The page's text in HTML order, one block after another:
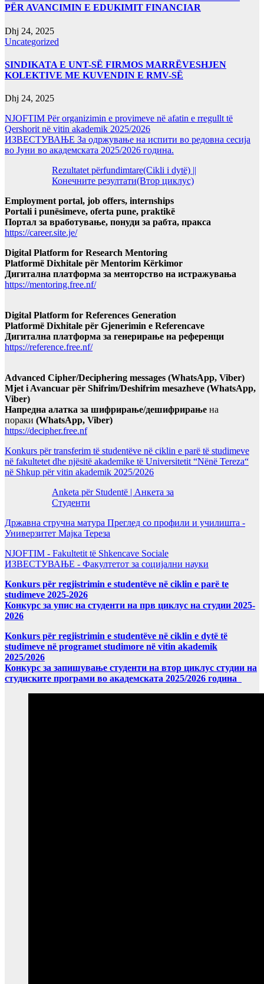
PËR AVANCIMIN E EDUKIMIT FINANCIAR
Dhj 24, 2025
Uncategorized
SINDIKATA E UNT-SË FIRMOS MARRËVESHJEN
KOLEKTIVE ME KUVENDIN E RMV-SË
Dhj 24, 2025
NJOFTIM Për organizimin e provimeve në afatin e rregullt të
Qershorit në vitin akademik 2025/2026
ИЗВЕСТУВАЊЕ За одржување на испити во редовна сесија
во Јуни во академската 2025/2026 година.
Rezultatet përfundimtare(Cikli i dytë) ||
Конечните резултати(Втор циклус)
Employment portal, job offers, internships
Portali i punësimeve, oferta pune, praktikë
Портал за вработување, понуди за рабта, пракса
https://career.site.je/
Digital Platform for Research Mentoring
Platformë Dixhitale për Mentorim Kërkimor
Дигитална платформа за менторство на истражувања
https://mentoring.free.nf/
Digital Platform for References Generation
Platformë Dixhitale për Gjenerimin e Referencave
Дигитална платформа за генерирање на референци
https://reference.free.nf/
Advanced Cipher/Deciphering messages (WhatsApp, Viber)
Mjet i Avancuar për Shifrim/Deshifrim mesazheve (WhatsApp,
Viber)
Напредна алатка за шифрирање/дешифрирање на
пораки (WhatsApp, Viber)
https://decipher.free.nf
Konkurs për transferim të studentëve në ciklin e parë të studimeve
në fakultetet dhe njësitë akademike të Universitetit “Nënë Tereza“
në Shkup për vitin akademik 2025/2026
Anketa për Studentë | Анкета за
Студенти
Државна стручна матура Преглед со профили и училишта -
Универзитет Мајка Тереза
NJOFTIM - Fakultetit të Shkencave Sociale
ИЗВЕСТУВАЊЕ - Факултетот за социјални науки
Konkurs për regjistrimin e studentëve në ciklin e parë te
studimeve 2025-2026
Конкурс за упис на студенти на прв циклус на студии 2025-
2026
Konkurs për regjistrimin e studentëve në ciklin e dytë të
studimeve në programet studimore në vitin akademik
2025/2026
Конкурс за запишување студенти на втор циклус студии на
студиските програми во академската 2025/2026 година